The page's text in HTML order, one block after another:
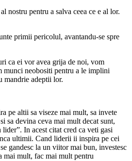
nostru pentru a salva ceea ce e al lor.
primii pericolul, avantandu-se spre
ca ei vor avea grija de noi, vom
munci neobositi pentru a le implini
mandrie adeptii lor.
pe altii sa viseze mai mult, sa invete
sa devina ceva mai mult decat sunt,
lider”. In acest citat cred ca veti gasi
ultimii. Cand liderii ii inspira pe cei
gandesc la un viitor mai bun, investesc
mai mult, fac mai mult pentru